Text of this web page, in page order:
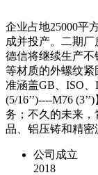
企业占地25000平
成并投产。二期
德信将继续生产
等材质的外螺纹
准涵盖GB、ISO
(5/16’’)----M76
务；不久的未来
品、铝压铸和精密
公司成立
2018